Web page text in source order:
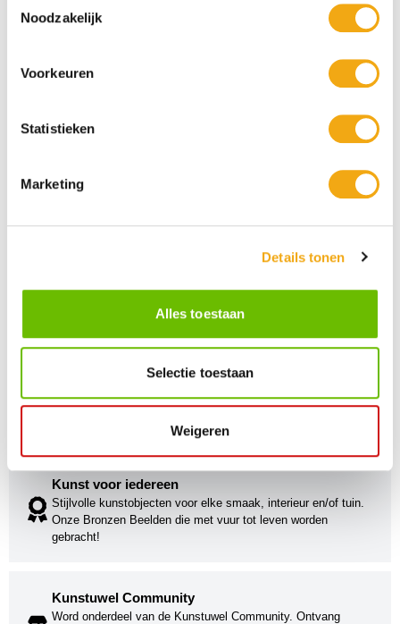
Noodzakelijk
Voorkeuren
Statistieken
Marketing
Details tonen
Alles toestaan
Selectie toestaan
Weigeren
kunstenaars uit Nederland en de rest van de wereld.
Persoonlijke klantenservice
Maandag t/m vrijdag van 09.00 tot 16.00 staat onze
Kunst voor iedereen
Stijlvolle kunstobjecten voor elke smaak, interieur en/of tuin.
Onze Bronzen Beelden die met vuur tot leven worden
gebracht!
Kunstuwel Community
Word onderdeel van de Kunstuwel Community. Ontvang